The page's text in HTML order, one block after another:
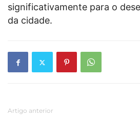
significativamente para o
da cidade.
Artigo anterior